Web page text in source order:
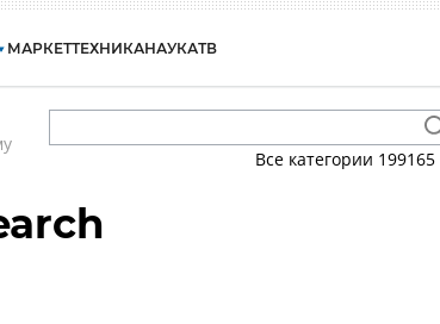
МАРКЕТТЕХНИКАНАУКАТВ
Все категории 199165